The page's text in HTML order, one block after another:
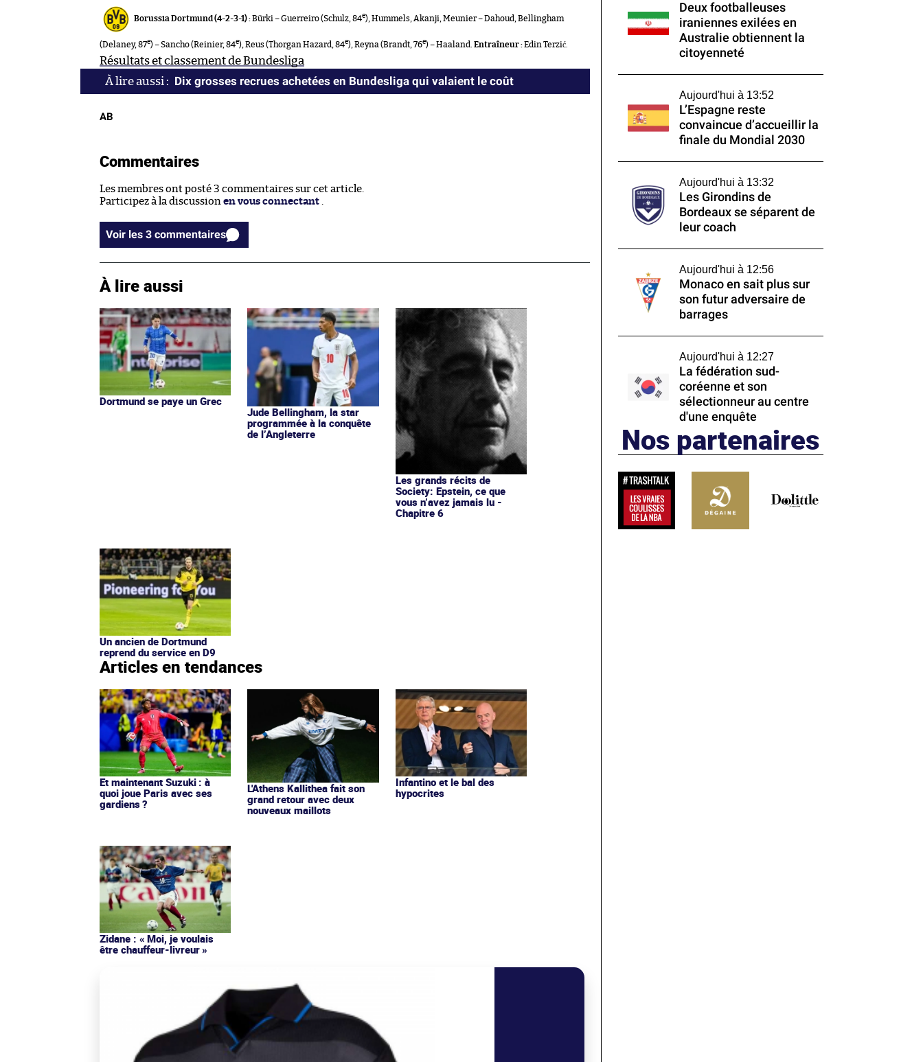
Borussia Dortmund (4-2-3-1) : Bürki – Guerreiro (Schulz, 84e), Hummels, Akanji, Meunier – Dahoud, Bellingham
(Delaney, 87e) – Sancho (Reinier, 84e), Reus (Thorgan Hazard, 84e), Reyna (Brandt, 76e) – Haaland. Entraîneur :Edin Terzić.
Résultats et classement de Bundesliga
Dix grosses recrues achetées en Bundesliga qui valaient le coût
AB
Commentaires
Les membres ont posté 3 commentaires sur cet article.
Participez à la discussion en vous connectant .
Voir les 3 commentaires
À lire aussi
Dortmund se paye un Grec
Jude Bellingham, la star
programmée à la conquête
de l’Angleterre
Les grands récits de
Society: Epstein, ce que
vous n’avez jamais lu -
Chapitre 6
Un ancien de Dortmund
reprend du service en D9
Articles en tendances
Et maintenant Suzuki : à
quoi joue Paris avec ses
gardiens ?
L'Athens Kallithea fait son
grand retour avec deux
nouveaux maillots
Infantino et le bal des
hypocrites
Zidane : « Moi, je voulais
être chauffeur-livreur »
Deux footballeuses
iraniennes exilées en
Australie obtiennent la
citoyenneté
Aujourd'hui à 13:52
L’Espagne reste
convaincue d’accueillir la
finale du Mondial 2030
Aujourd'hui à 13:32
Les Girondins de
Bordeaux se séparent de
leur coach
Aujourd'hui à 12:56
Monaco en sait plus sur
son futur adversaire de
barrages
Aujourd'hui à 12:27
La fédération sud-
coréenne et son
sélectionneur au centre
d'une enquête
Nos partenaires